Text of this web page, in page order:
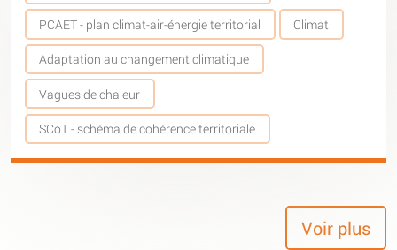
PCAET - plan climat-air-énergie territorial Climat
Adaptation au changement climatique
Vagues de chaleur
SCoT - schéma de cohérence territoriale
Voir plus